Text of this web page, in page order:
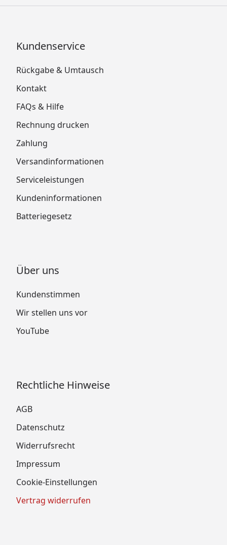
Kundenservice
Rückgabe & Umtausch
Kontakt
FAQs & Hilfe
Rechnung drucken
Zahlung
Versandinformationen
Serviceleistungen
Kundeninformationen
Batteriegesetz
Über uns
Kundenstimmen
Wir stellen uns vor
YouTube
Rechtliche Hinweise
AGB
Datenschutz
Widerrufsrecht
Impressum
Cookie-Einstellungen
Vertrag widerrufen